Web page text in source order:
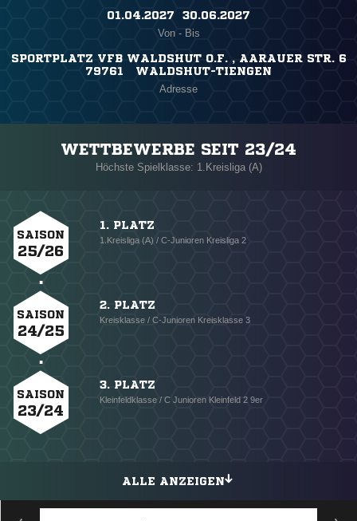
01.04.2027 ​ 30.06.2027
Von - Bis
SPORTPLATZ VFB WALDSHUT O.F. , AARAUER STR. 6
79761 WALDSHUT-TIENGEN
Adresse
WETTBEWERBE SEIT 23/24
Höchste Spielklasse: 1.Kreisliga (A)
SAISON
25/26
1. PLATZ
1.Kreisliga (A) / C-Junioren Kreisliga 2
SAISON
24/25
2. PLATZ
Kreisklasse / C-Junioren Kreisklasse 3
SAISON
23/24
3. PLATZ
Kleinfeldklasse / C Junioren Kleinfeld 2 9er
ALLE ANZEIGEN